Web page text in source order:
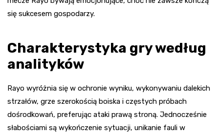
się sukcesem gospodarzy.
Charakterystyka gry według
analityków
Rayo wyróżnia się w ochronie wyniku, wykonywaniu dalekich
strzałów, grze szerokością boiska i częstych próbach
dośrodkowań, preferując ataki prawą stroną. Jednocześnie
słabościami są wykończenie sytuacji, unikanie fauli w